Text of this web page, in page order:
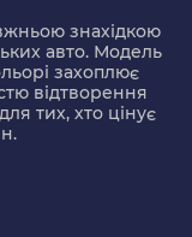
знахідкою
авто. Модель
захоплює
відтворення
тих, хто цінує